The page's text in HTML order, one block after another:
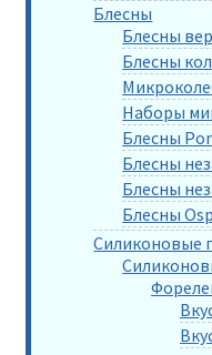
Блесны
Блесны
Блесны
Наборы
Блесны
Блесны
Блесны
Блесны
Силиконовые